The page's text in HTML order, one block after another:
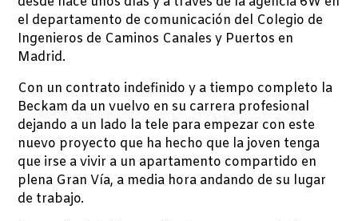
el departamento de comunicación del Colegio de
Ingenieros de Caminos Canales y Puertos en
Madrid.
Con un contrato indefinido y a tiempo completo la
Beckam da un vuelvo en su carrera profesional
dejando a un lado la tele para empezar con este
nuevo proyecto que ha hecho que la joven tenga
que irse a vivir a un apartamento compartido en
plena Gran Vía, a media hora andando de su lugar
de trabajo.